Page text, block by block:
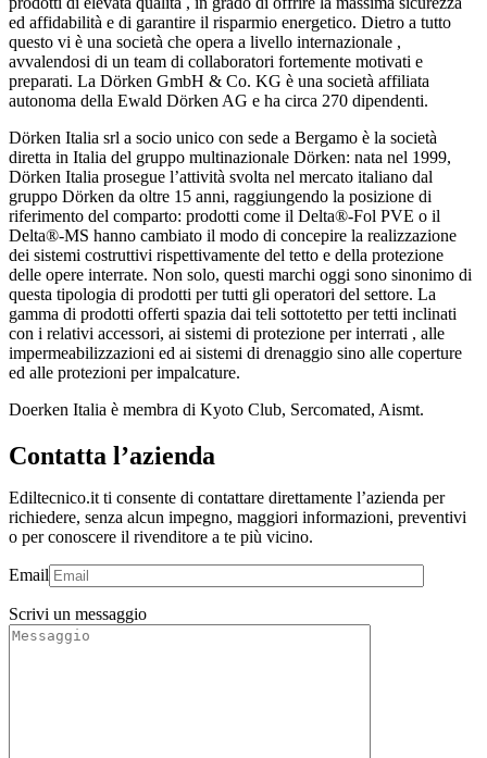
ed affidabilità e di garantire il risparmio energetico. Dietro a tutto
questo vi è una società che opera a livello internazionale ,
avvalendosi di un team di collaboratori fortemente motivati e
preparati. La Dörken GmbH & Co. KG è una società affiliata
autonoma della Ewald Dörken AG e ha circa 270 dipendenti.
Dörken Italia srl a socio unico con sede a Bergamo è la società
diretta in Italia del gruppo multinazionale Dörken: nata nel 1999,
Dörken Italia prosegue l’attività svolta nel mercato italiano dal
gruppo Dörken da oltre 15 anni, raggiungendo la posizione di
riferimento del comparto: prodotti come il Delta®-Fol PVE o il
Delta®-MS hanno cambiato il modo di concepire la realizzazione
dei sistemi costruttivi rispettivamente del tetto e della protezione
delle opere interrate. Non solo, questi marchi oggi sono sinonimo di
questa tipologia di prodotti per tutti gli operatori del settore. La
gamma di prodotti offerti spazia dai teli sottotetto per tetti inclinati
con i relativi accessori, ai sistemi di protezione per interrati , alle
impermeabilizzazioni ed ai sistemi di drenaggio sino alle coperture
ed alle protezioni per impalcature.
Doerken Italia è membra di Kyoto Club, Sercomated, Aismt.
Contatta l’azienda
Ediltecnico.it ti consente di contattare direttamente l’azienda per
richiedere, senza alcun impegno, maggiori informazioni, preventivi
o per conoscere il rivenditore a te più vicino.
Email
Scrivi un messaggio